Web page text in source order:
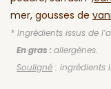
mer, gousses de
* Ingrédients issus de
En gras :allergènes.
Souligné : ingrédients